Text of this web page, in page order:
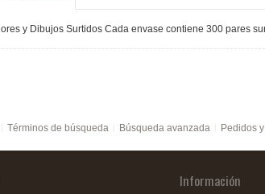
y Dibujos Surtidos Cada envase contiene 300 pares
Términos de búsqueda Búsqueda avanzada Pedidos
Información